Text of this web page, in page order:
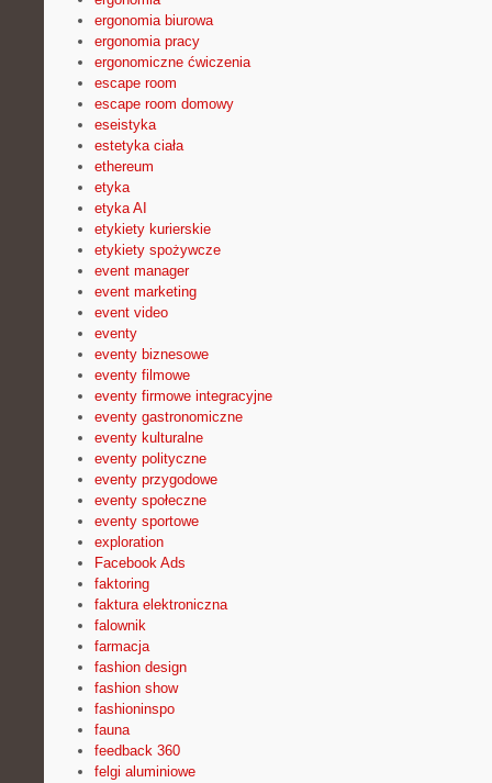
ergonomia biurowa
ergonomia pracy
ergonomiczne ćwiczenia
escape room
escape room domowy
eseistyka
estetyka ciała
ethereum
etyka
etyka AI
etykiety kurierskie
etykiety spożywcze
event manager
event marketing
event video
eventy
eventy biznesowe
eventy filmowe
eventy firmowe integracyjne
eventy gastronomiczne
eventy kulturalne
eventy polityczne
eventy przygodowe
eventy społeczne
eventy sportowe
exploration
Facebook Ads
faktoring
faktura elektroniczna
falownik
farmacja
fashion design
fashion show
fashioninspo
fauna
feedback 360
felgi aluminiowe